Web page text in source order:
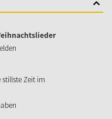
stillste Zeit im